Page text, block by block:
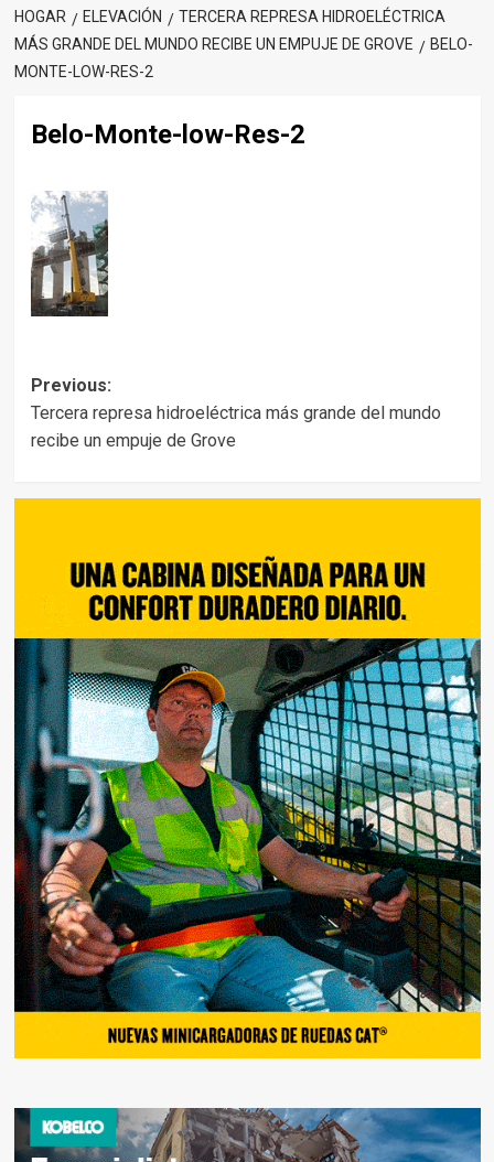
HOGAR ELEVACIÓN
TERCERA REPRESA HIDROELÉCTRICA
MÁS GRANDE DEL MUNDO RECIBE UN EMPUJE DE GROVE
BELO-
MONTE-LOW-RES-2
Belo-Monte-low-Res-2
Post
navigation
Previous:
Tercera represa hidroeléctrica más grande del mundo
recibe un empuje de Grove